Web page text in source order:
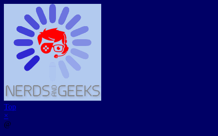
Top
×
@